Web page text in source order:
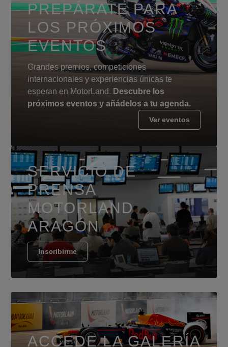
PREPÁRATE PARA
LOS PRÓXIMOS
EVENTOS
Grandes premios, competiciones
internacionales y experiencias únicas te
esperan en MotorLand. Descubre los
próximos eventos y añádelos a tu agenda.
Ver eventos
SERVICIO DE
PRENSA
MOTORLAND
ARAGÓN
Inscribirme
ACCEDE LA GALERÍA